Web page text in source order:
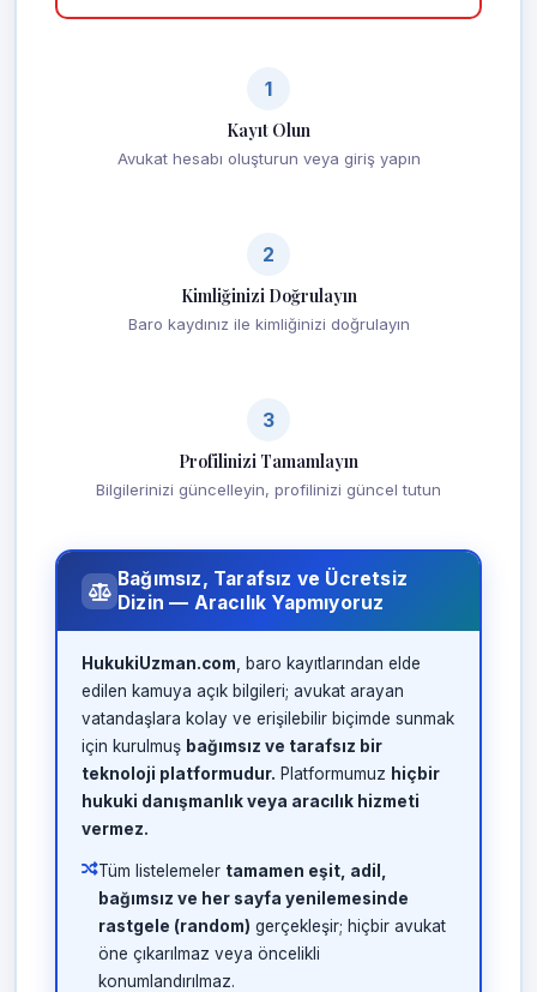
1
Kayıt Olun
Avukat hesabı oluşturun veya giriş yapın
2
Kimliğinizi Doğrulayın
Baro kaydınız ile kimliğinizi doğrulayın
3
Profilinizi Tamamlayın
Bilgilerinizi güncelleyin, profilinizi güncel tutun
Bağımsız, Tarafsız ve Ücretsiz
Dizin — Aracılık Yapmıyoruz
HukukiUzman.com , baro kayıtlarından elde
edilen kamuya açık bilgileri; avukat arayan
vatandaşlara kolay ve erişilebilir biçimde sunmak
için kurulmuş bağımsız ve tarafsız bir
teknoloji platformudur. Platformumuz hiçbir
hukuki danışmanlık veya aracılık hizmeti
vermez.
Tüm listelemeler tamamen eşit, adil,
bağımsız ve her sayfa yenilemesinde
rastgele (random) gerçekleşir; hiçbir avukat
öne çıkarılmaz veya öncelikli
konumlandırılmaz.